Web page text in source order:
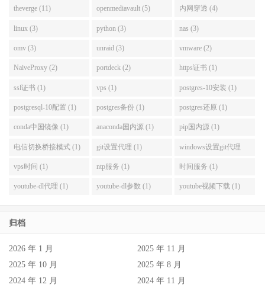
theverge (11) openmediavault (5) 内网穿透 (4)
linux (3) python (3) nas (3)
omv (3) unraid (3) vmware (2)
NaiveProxy (2) portdeck (2) https证书 (1)
ssl证书 (1) vps (1) postgres-10安装 (1)
postgresql-10配置 (1) postgres备份 (1) postgres还原 (1)
conda中国镜像 (1) anaconda国内源 (1) pip国内源 (1)
电信切换桥接模式 (1) git设置代理 (1) windows设置git代理
(1)
vps时间 (1) ntp服务 (1) 时间服务 (1)
youtube-dl代理 (1) youtube-dl参数 (1) youtube视频下载 (1)
归档
2026 年 1 月
2025 年 11 月
2025 年 10 月
2025 年 8 月
2024 年 12 月
2024 年 11 月